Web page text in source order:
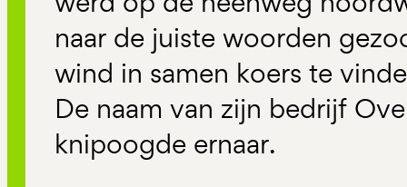
naar de juiste woorden
wind in samen koers te
De naam van zijn bedrijf
knipoogde ernaar.